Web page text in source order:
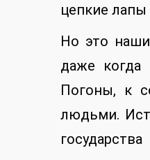
цепкие
Но это
даже когда
Погоны, к
людьми.